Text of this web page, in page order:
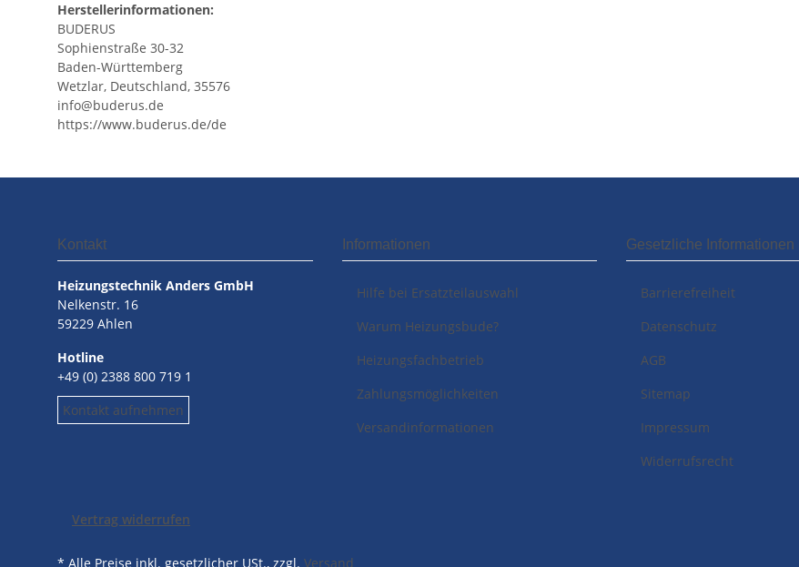
Herstellerinformationen:
BUDERUS
Sophienstraße 30-32
Baden-Württemberg
Wetzlar, Deutschland, 35576
info@buderus.de
https://www.buderus.de/de
Kontakt
Heizungstechnik Anders GmbH
Nelkenstr. 16
59229 Ahlen
Hotline
+49 (0) 2388 800 719 1
Kontakt aufnehmen
Informationen
Hilfe bei Ersatzteilauswahl
Warum Heizungsbude?
Heizungsfachbetrieb
Zahlungsmöglichkeiten
Versandinformationen
Gesetzliche Informationen
Barrierefreiheit
Datenschutz
AGB
Sitemap
Impressum
Widerrufsrecht
Vertrag widerrufen
* Alle Preise inkl. gesetzlicher USt., zzgl. Versand